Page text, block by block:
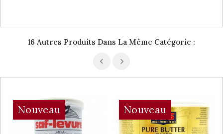
16 Autres Produits Dans La Même Catégorie :
Nouveau Nouveau